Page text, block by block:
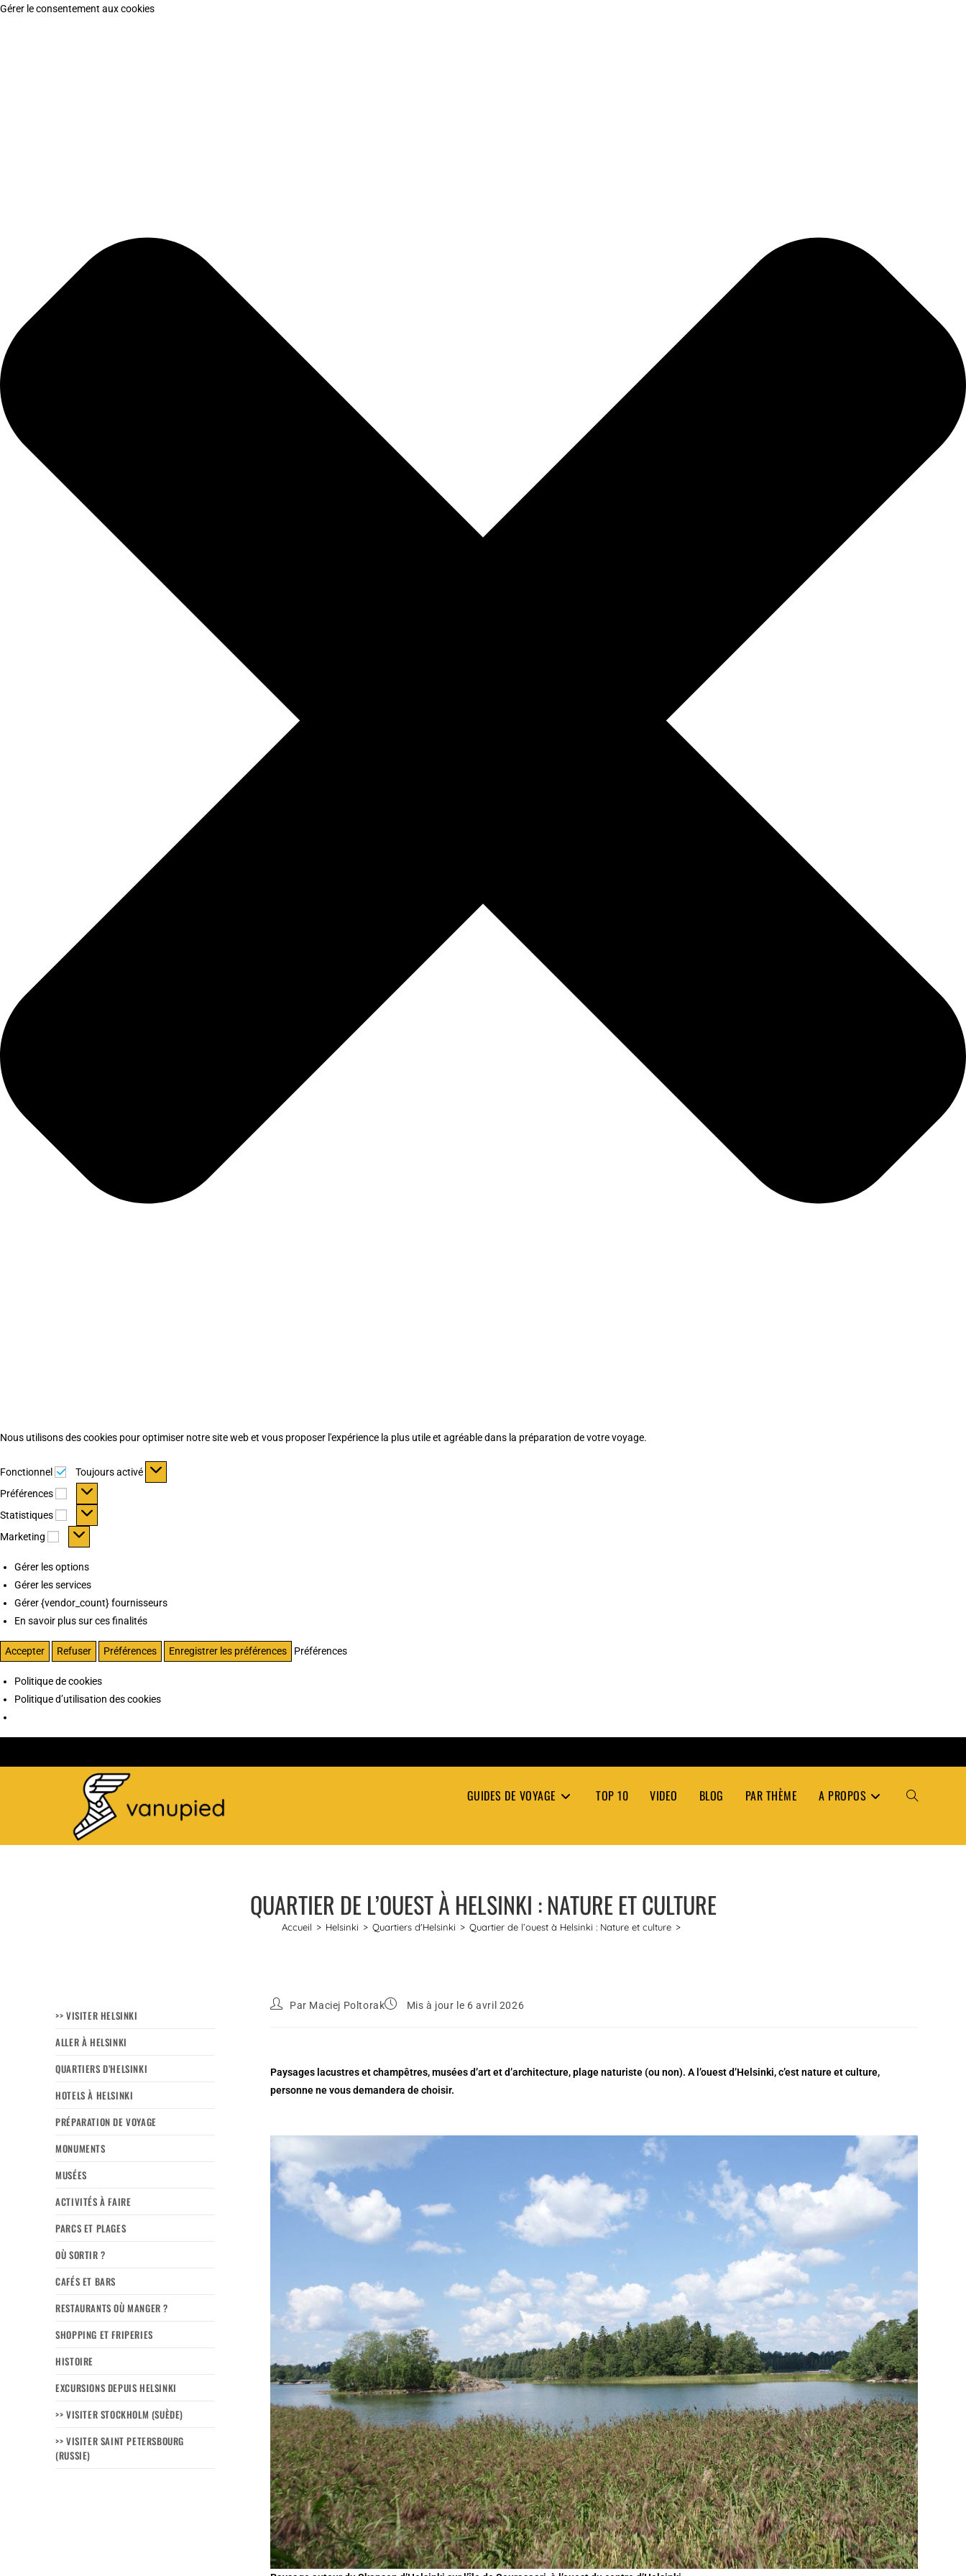
Gérer le consentement aux cookies
Nous utilisons des cookies pour optimiser notre site web et vous proposer l'expérience la plus utile et agréable dans la préparation de votre voyage.
Fonctionnel Fonctionnel
Toujours activé
Préférences
Préférences
Statistiques Statistiques
Marketing Marketing
Gérer les options
Gérer les services
Gérer {vendor_count} fournisseurs
En savoir plus sur ces finalités
Accepter Refuser Préférences Enregistrer les préférences Préférences
Politique de cookies
Politique d’utilisation des cookies
GUIDES DE VOYAGE TOP 10 VIDEO BLOG PAR THÈME A PROPOS TOGGLE
QUARTIER DE L’OUEST À HELSINKI : NATURE ET CULTURE
Accueil > Helsinki > Quartiers d'Helsinki > Quartier de l’ouest à Helsinki : Nature et culture >
>> VISITER HELSINKI
ALLER À HELSINKI
QUARTIERS D’HELSINKI
HOTELS À HELSINKI
PRÉPARATION DE VOYAGE
MONUMENTS
MUSÉES
ACTIVITÉS À FAIRE
PARCS ET PLAGES
OÙ SORTIR ?
CAFÉS ET BARS
RESTAURANTS OÙ MANGER ?
SHOPPING ET FRIPERIES
HISTOIRE
EXCURSIONS DEPUIS HELSINKI
>> VISITER STOCKHOLM (SUÈDE)
>> VISITER SAINT PETERSBOURG
(RUSSIE)
Par Maciej Poltorak Mis à jour le 6 avril 2026
Paysages lacustres et champêtres, musées d’art et d’architecture, plage naturiste (ou non). A l’ouest d’Helsinki, c’est nature et culture,
personne ne vous demandera de choisir.